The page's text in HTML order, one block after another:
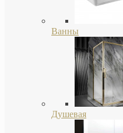
Ванны
Душевая